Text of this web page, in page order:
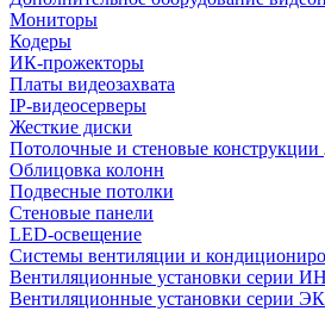
Мониторы
Кодеры
ИК-прожекторы
Платы видеозахвата
IP-видеосерверы
Жесткие диски
Потолочные и стеновые конструкции
Облицовка колонн
Подвесные потолки
Стеновые панели
LED-освещение
Системы вентиляции и
Вентиляционные установки серии
Вентиляционные установки серии